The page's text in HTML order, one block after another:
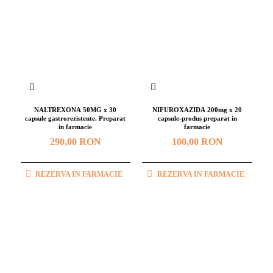
NALTREXONA 50MG x 30
capsule gastrorezistente. Preparat
in farmacie
290,00 RON
REZERVA IN FARMACIE
NIFUROXAZIDA 200mg x 20
capsule-produs preparat in
farmacie
100,00 RON
REZERVA IN FARMACIE